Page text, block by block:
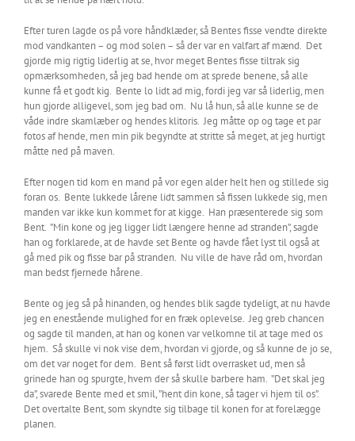
Efter turen lagde os på vore håndklæder, så Bentes fisse vendte direkte
mod vandkanten – og mod solen – så der var en valfart af mænd. Det
gjorde mig rigtig liderlig at se, hvor meget Bentes fisse tiltrak sig
opmærksomheden, så jeg bad hende om at sprede benene, så alle
kunne få et godt kig. Bente lo lidt ad mig, fordi jeg var så liderlig, men
hun gjorde alligevel, som jeg bad om. Nu lå hun, så alle kunne se de
våde indre skamlæber og hendes klitoris. Jeg måtte op og tage et par
fotos af hende, men min pik begyndte at stritte så meget, at jeg hurtigt
måtte ned på maven.
Efter nogen tid kom en mand på vor egen alder helt hen og stillede sig
foran os. Bente lukkede lårene lidt sammen så fissen lukkede sig, men
manden var ikke kun kommet for at kigge. Han præsenterede sig som
Bent. ”Min kone og jeg ligger lidt længere henne ad stranden”, sagde
han og forklarede, at de havde set Bente og havde fået lyst til også at
gå med pik og fisse bar på stranden. Nu ville de have råd om, hvordan
man bedst fjernede hårene.
Bente og jeg så på hinanden, og hendes blik sagde tydeligt, at nu havde
jeg en enestående mulighed for en fræk oplevelse. Jeg greb chancen
og sagde til manden, at han og konen var velkomne til at tage med os
hjem. Så skulle vi nok vise dem, hvordan vi gjorde, og så kunne de jo se,
om det var noget for dem. Bent så først lidt overrasket ud, men så
grinede han og spurgte, hvem der så skulle barbere ham. ”Det skal jeg
da”, svarede Bente med et smil, ”hent din kone, så tager vi hjem til os”.
Det overtalte Bent, som skyndte sig tilbage til konen for at forelægge
planen.